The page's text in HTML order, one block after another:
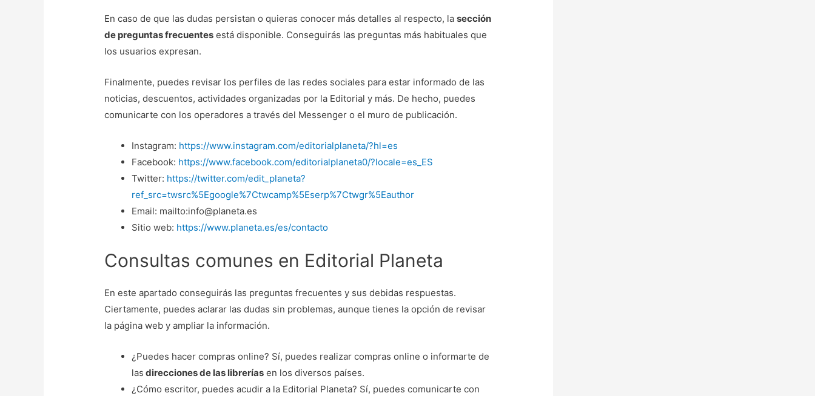
En caso de que las dudas persistan o quieras conocer más detalles al respecto, lasección
de preguntas frecuentes está disponible. Conseguirás las preguntas más habituales que
los usuarios expresan.
Finalmente, puedes revisar los perfiles de las redes sociales para estar informado de las
noticias, descuentos, actividades organizadas por la Editorial y más. De hecho, puedes
comunicarte con los operadores a través del Messenger o el muro de publicación.
Instagram: https://www.instagram.com/editorialplaneta/?hl=es
Facebook: https://www.facebook.com/editorialplaneta0/?locale=es_ES
Twitter: https://twitter.com/edit_planeta?
ref_src=twsrc%5Egoogle%7Ctwcamp%5Eserp%7Ctwgr%5Eauthor
Email: mailto:info@planeta.es
Sitio web: https://www.planeta.es/es/contacto
Consultas comunes en Editorial Planeta
En este apartado conseguirás las preguntas frecuentes y sus debidas respuestas.
Ciertamente, puedes aclarar las dudas sin problemas, aunque tienes la opción de revisar
la página web y ampliar la información.
¿Puedes hacer compras online? Sí, puedes realizar compras online o informarte de
las direcciones de las librerías en los diversos países.
¿Cómo escritor, puedes acudir a la Editorial Planeta? Sí, puedes comunicarte con